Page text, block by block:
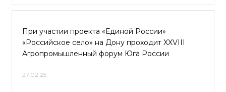
При участии проекта «Единой России»
«Российское село» на Дону проходит XXVIII
Агропромышленный форум Юга России
27.02.25